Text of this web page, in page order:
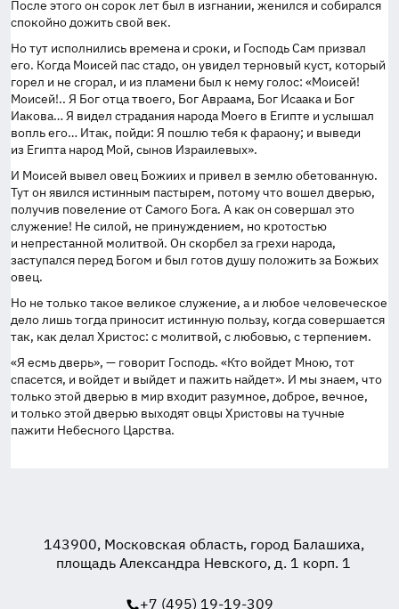
После этого он сорок лет был в изгнании, женился и собирался
спокойно дожить свой век.
Но тут исполнились времена и сроки, и Господь Сам призвал
его. Когда Моисей пас стадо, он увидел терновый куст, который
горел и не сгорал, и из пламени был к нему голос: «Моисей!
Моисей!.. Я Бог отца твоего, Бог Авраама, Бог Исаака и Бог
Иакова… Я видел страдания народа Моего в Египте и услышал
вопль его… Итак, пойди: Я пошлю тебя к фараону; и выведи
из Египта народ Мой, сынов Израилевых».
И Моисей вывел овец Божиих и привел в землю обетованную.
Тут он явился истинным пастырем, потому что вошел дверью,
получив повеление от Самого Бога. А как он совершал это
служение! Не силой, не принуждением, но кротостью
и непрестанной молитвой. Он скорбел за грехи народа,
заступался перед Богом и был готов душу положить за Божьих
овец.
Но не только такое великое служение, а и любое человеческое
дело лишь тогда приносит истинную пользу, когда совершается
так, как делал Христос: с молитвой, с любовью, с терпением.
«Я есмь дверь», — говорит Господь. «Кто войдет Мною, тот
спасется, и войдет и выйдет и пажить найдет». И мы знаем, что
только этой дверью в мир входит разумное, доброе, вечное,
и только этой дверью выходят овцы Христовы на тучные
пажити Небесного Царства.
143900, Московская область, город Балашиха,
площадь Александра Невского, д. 1 корп. 1
+7 (495) 19-19-309